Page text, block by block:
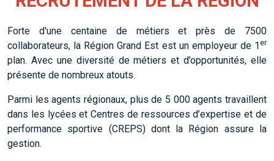
Forte d'une centaine de métiers et près de 7500
collaborateurs, la Région Grand Est est un employeur de 1er
plan. Avec une diversité de métiers et d’opportunités, elle
présente de nombreux atouts.
Parmi les agents régionaux, plus de 5 000 agents travaillent
dans les lycées et Centres de ressources d’expertise et de
performance sportive (CREPS) dont la Région assure la
gestion.